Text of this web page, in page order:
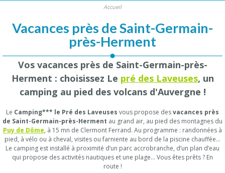
Accueil
Vacances près de Saint-Germain-
près-Herment
Vos vacances près de Saint-Germain-près-
Herment : choisissez Le pré des Laveuses, un
camping au pied des volcans d'Auvergne !
Le Camping*** le Pré des Laveuses vous propose desvacances près
de Saint-Germain-près-Herment au grand air, au pied des montagnes du
Puy de Dôme, à 15 mn de Clermont Ferrand. Au programme : randonnées à
pied, à vélo ou à cheval, visites ou farniente au bord de la piscine chauffée…
Le camping est installé à proximité d’un parc accrobranche, d’un plan d’eau
qui propose des activités nautiques et une plage… Vous êtes prêts ? En
route !